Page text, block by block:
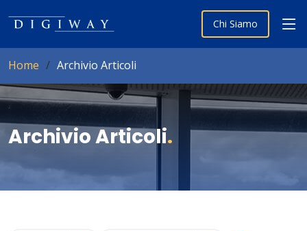
Chi Siamo
Home Archivio Articoli
Archivio Articoli.